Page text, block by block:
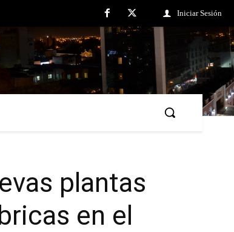
Iniciar Sesión
plantas
en el